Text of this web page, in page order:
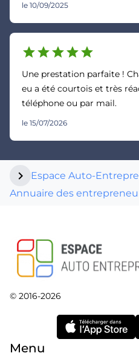
le 10/09/2025
starstarstarstarstar
Une prestation parfaite !
eu a été courtois et très
téléphone ou par mail.
le 15/07/2026
chevron_right Espace Auto-
Annuaire des
© 2016-2026
Menu